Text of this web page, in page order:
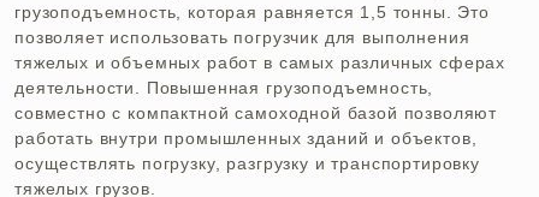
грузоподъемность, которая равняется 1,5 тонны. Это
позволяет использовать погрузчик для выполнения
тяжелых и объемных работ в самых различных сферах
деятельности. Повышенная грузоподъемность,
совместно с компактной самоходной базой позволяют
работать внутри промышленных зданий и объектов,
осуществлять погрузку, разгрузку и транспортировку
тяжелых грузов.